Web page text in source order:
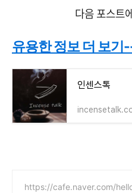
다음 포스트
유용한 정보 더 보
인센스톡
https://cafe.naver.com/